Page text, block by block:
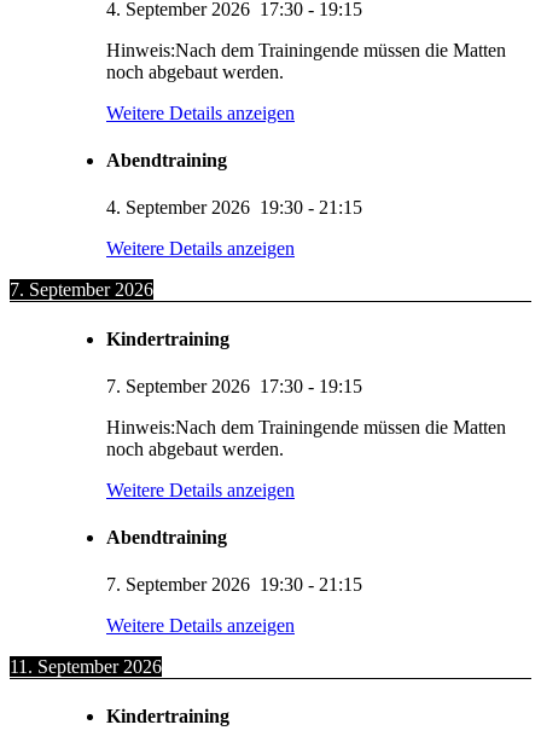
4. September 2026 17:30 - 19:15
Hinweis:Nach dem Trainingende müssen die Matten
noch abgebaut werden.
Weitere Details anzeigen
Abendtraining
4. September 2026 19:30 - 21:15
Weitere Details anzeigen
7. September 2026
Kindertraining
7. September 2026 17:30 - 19:15
Hinweis:Nach dem Trainingende müssen die Matten
noch abgebaut werden.
Weitere Details anzeigen
Abendtraining
7. September 2026 19:30 - 21:15
Weitere Details anzeigen
11. September 2026
Kindertraining